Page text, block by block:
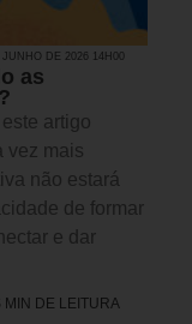
JUNHO DE 2026 14H00
as
artigo
vez mais
não estará
de formar
e dar
MIN DE LEITURA